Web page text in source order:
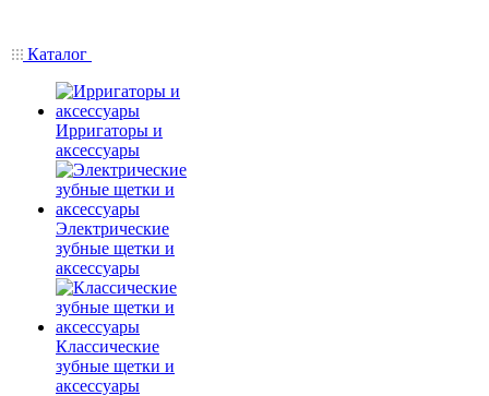
Каталог
Ирригаторы и
аксессуары
Электрические
зубные щетки и
аксессуары
Классические
зубные щетки и
аксессуары